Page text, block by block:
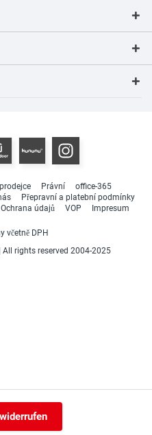
Právní
office-365
Přepravní a platební podmínky
Ochrana údajů VOP Impresum
včetně DPH
rights reserved 2004-2025